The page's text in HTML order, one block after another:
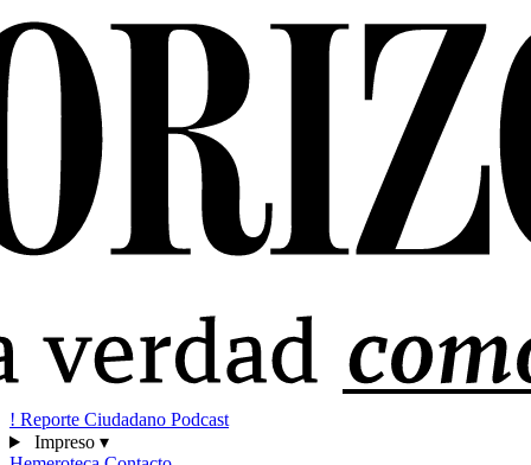
! Reporte Ciudadano Podcast
Impreso ▾